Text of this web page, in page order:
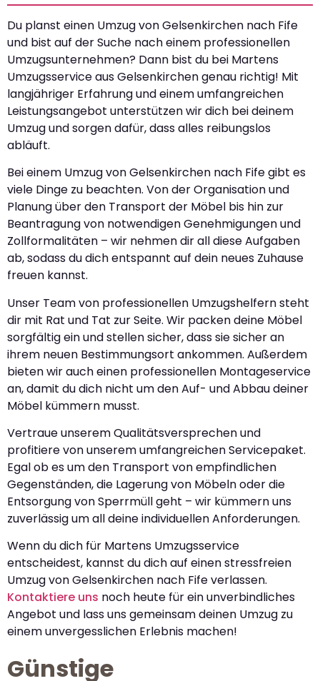
Du planst einen Umzug von Gelsenkirchen nach Fife
und bist auf der Suche nach einem professionellen
Umzugsunternehmen? Dann bist du bei Martens
Umzugsservice aus Gelsenkirchen genau richtig! Mit
langjähriger Erfahrung und einem umfangreichen
Leistungsangebot unterstützen wir dich bei deinem
Umzug und sorgen dafür, dass alles reibungslos
abläuft.
Bei einem Umzug von Gelsenkirchen nach Fife gibt es
viele Dinge zu beachten. Von der Organisation und
Planung über den Transport der Möbel bis hin zur
Beantragung von notwendigen Genehmigungen und
Zollformalitäten – wir nehmen dir all diese Aufgaben
ab, sodass du dich entspannt auf dein neues Zuhause
freuen kannst.
Unser Team von professionellen Umzugshelfern steht
dir mit Rat und Tat zur Seite. Wir packen deine Möbel
sorgfältig ein und stellen sicher, dass sie sicher an
ihrem neuen Bestimmungsort ankommen. Außerdem
bieten wir auch einen professionellen Montageservice
an, damit du dich nicht um den Auf- und Abbau deiner
Möbel kümmern musst.
Vertraue unserem Qualitätsversprechen und
profitiere von unserem umfangreichen Servicepaket.
Egal ob es um den Transport von empfindlichen
Gegenständen, die Lagerung von Möbeln oder die
Entsorgung von Sperrmüll geht – wir kümmern uns
zuverlässig um all deine individuellen Anforderungen.
Wenn du dich für Martens Umzugsservice
entscheidest, kannst du dich auf einen stressfreien
Umzug von Gelsenkirchen nach Fife verlassen.
Kontaktiere uns noch heute für ein unverbindliches
Angebot und lass uns gemeinsam deinen Umzug zu
einem unvergesslichen Erlebnis machen!
Günstige